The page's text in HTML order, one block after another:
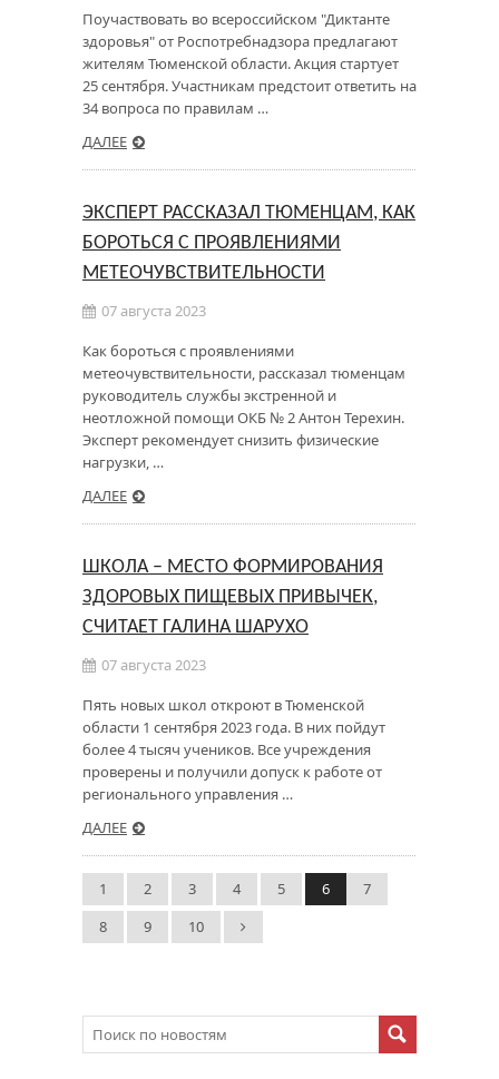
Поучаствовать во всероссийском "Диктанте
здоровья" от Роспотребнадзора предлагают
жителям Тюменской области. Акция стартует
25 сентября. Участникам предстоит ответить на
34 вопроса по правилам …
ДАЛЕЕ
ЭКСПЕРТ РАССКАЗАЛ ТЮМЕНЦАМ, КАК
БОРОТЬСЯ С ПРОЯВЛЕНИЯМИ
МЕТЕОЧУВСТВИТЕЛЬНОСТИ
07 августа 2023
Как бороться с проявлениями
метеочувствительности, рассказал тюменцам
руководитель службы экстренной и
неотложной помощи ОКБ № 2 Антон Терехин.
Эксперт рекомендует снизить физические
нагрузки, …
ДАЛЕЕ
ШКОЛА – МЕСТО ФОРМИРОВАНИЯ
ЗДОРОВЫХ ПИЩЕВЫХ ПРИВЫЧЕК,
СЧИТАЕТ ГАЛИНА ШАРУХО
07 августа 2023
Пять новых школ откроют в Тюменской
области 1 сентября 2023 года. В них пойдут
более 4 тысяч учеников. Все учреждения
проверены и получили допуск к работе от
регионального управления …
ДАЛЕЕ
1 2 3 4 5 6
7
8
9 10